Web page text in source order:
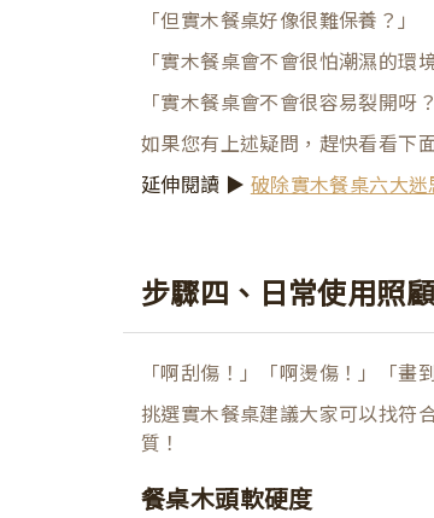
「但實木餐桌好像很難保養？」
「實木餐桌會不會很怕潮濕的環
「實木餐桌會不會很容易裂開呀？
如果您有上述疑問，趕快看看下
延伸閱讀 ▶ 破除實木餐桌六大
步驟四、日常使用照顧
「啊刮傷！」「啊燙傷！」「
挑選實木餐桌建議大家可以找符
質！
餐桌木頭軟硬度